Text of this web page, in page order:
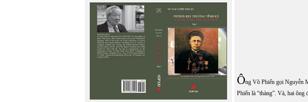
Ông Võ Phiến gọi Nguyễn
Phiến là “thàng”. Và, hai ông